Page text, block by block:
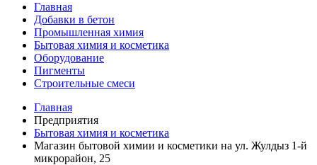
Главная
Добавки в бетон
Промышленная химия
Бытовая химия и косметика
Оборудование
Пигменты
Строительные смеси
Главная
Предприятия
Бытовая химия и косметика
Магазин бытовой химии и косметики на ул. Жулдыз 1-й
микрорайон, 25